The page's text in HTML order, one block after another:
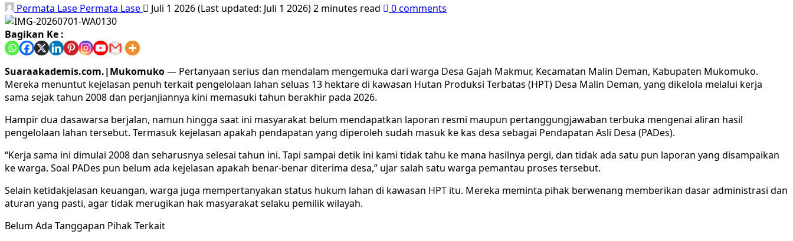
Permata Lase Permata Lase Juli 1 2026 (Last updated: Juli 1 2026)2 minutes read
0 comments
Bagikan Ke :
Suaraakademis.com.|Mukomuko— Pertanyaan serius dan mendalam mengemuka dari warga Desa Gajah Makmur, Kecamatan Malin Deman, Kabupaten Mukomuko.
Mereka menuntut kejelasan penuh terkait pengelolaan lahan seluas 13 hektare di kawasan Hutan Produksi Terbatas (HPT) Desa Malin Deman, yang dikelola melalui kerja
sama sejak tahun 2008 dan perjanjiannya kini memasuki tahun berakhir pada 2026.
Hampir dua dasawarsa berjalan, namun hingga saat ini masyarakat belum mendapatkan laporan resmi maupun pertanggungjawaban terbuka mengenai aliran hasil
pengelolaan lahan tersebut. Termasuk kejelasan apakah pendapatan yang diperoleh sudah masuk ke kas desa sebagai Pendapatan Asli Desa (PADes).
“Kerja sama ini dimulai 2008 dan seharusnya selesai tahun ini. Tapi sampai detik ini kami tidak tahu ke mana hasilnya pergi, dan tidak ada satu pun laporan yang disampaikan
ke warga. Soal PADes pun belum ada kejelasan apakah benar-benar diterima desa,” ujar salah satu warga pemantau proses tersebut.
Selain ketidakjelasan keuangan, warga juga mempertanyakan status hukum lahan di kawasan HPT itu. Mereka meminta pihak berwenang memberikan dasar administrasi dan
aturan yang pasti, agar tidak merugikan hak masyarakat selaku pemilik wilayah.
Belum Ada Tanggapan Pihak Terkait